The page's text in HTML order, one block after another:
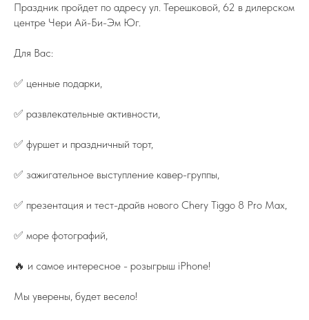
Праздник пройдет по адресу ул. Терешковой, 62 в дилерском
центре Чери Ай-Би-Эм Юг.
Для Вас:
✅ ценные подарки,
✅ развлекательные активности,
✅ фуршет и праздничный торт,
✅ зажигательное выступление кавер-группы,
✅ презентация и тест-драйв нового Chery Tiggo 8 Pro Max,
✅ море фотографий,
🔥 и самое интересное - розыгрыш iPhone!
Мы уверены, будет весело!